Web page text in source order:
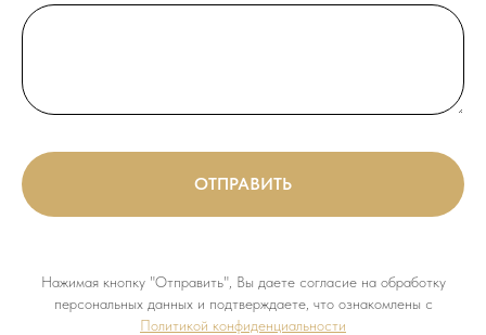
ОТПРАВИТЬ
Нажимая кнопку "Отправить", Вы даете согласие на обработку
персональных данных и подтверждаете, что ознакомлены с
Политикой конфиденциальности